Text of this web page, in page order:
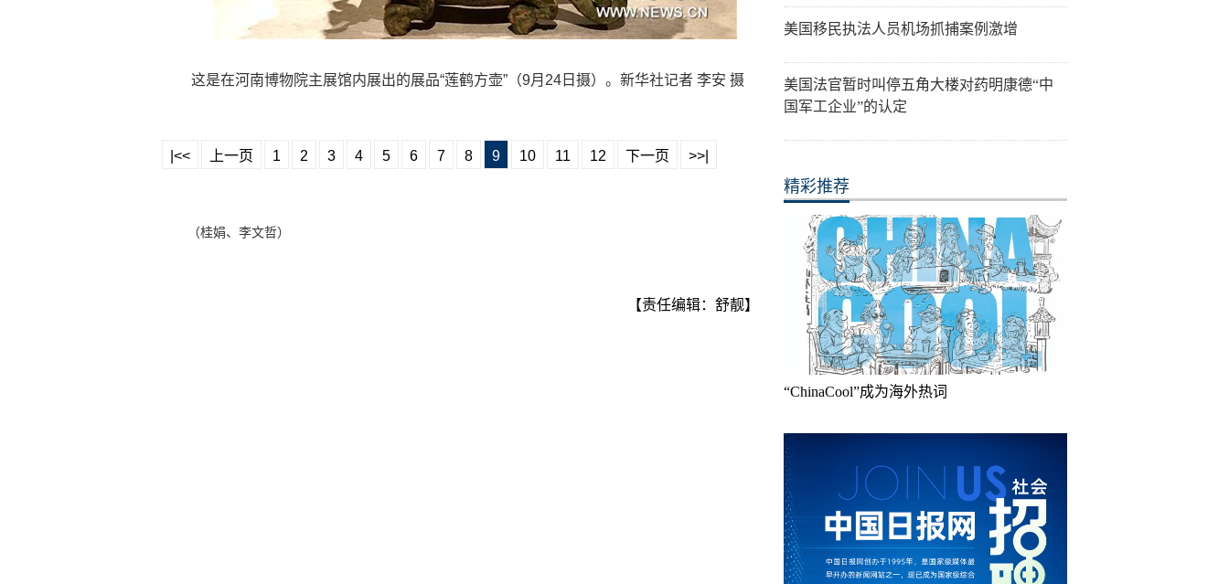
这是在河南博物院主展馆内展出的展品“莲鹤方壶”（9月24日摄）。新华社记者 李安 摄
|<< 上一页 1 2 3 4 5 6 7 8 9 10 11 12 下一页 >>|
（桂娟、李文哲）
【责任编辑：舒靓】
美国移民执法人员机场抓捕案例激增
美国法官暂时叫停五角大楼对药明康德“中
国军工企业”的认定
精彩推荐
“ChinaCool”成为海外热词